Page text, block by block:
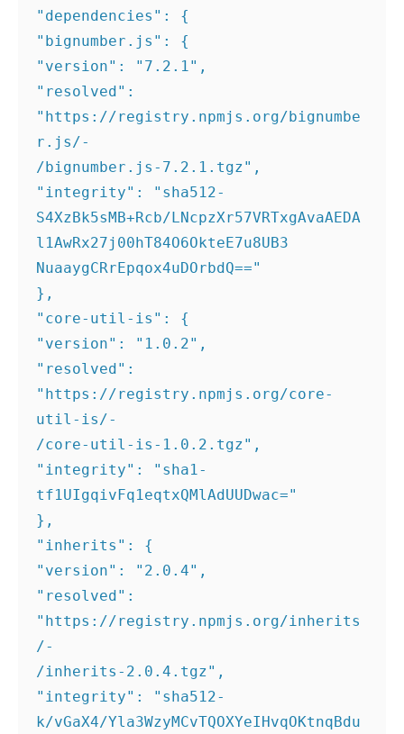
"dependencies": {
"bignumber.js": {
"version": "7.2.1",
"resolved":
"https://registry.npmjs.org/bignumbe
r.js/-
/bignumber.js-7.2.1.tgz",
"integrity": "sha512-
S4XzBk5sMB+Rcb/LNcpzXr57VRTxgAvaAEDA
l1AwRx27j00hT84O6OkteE7u8UB3
NuaaygCRrEpqox4uDOrbdQ=="
},
"core-util-is": {
"version": "1.0.2",
"resolved":
"https://registry.npmjs.org/core-
util-is/-
/core-util-is-1.0.2.tgz",
"integrity": "sha1-
tf1UIgqivFq1eqtxQMlAdUUDwac="
},
"inherits": {
"version": "2.0.4",
"resolved":
"https://registry.npmjs.org/inherits
/-
/inherits-2.0.4.tgz",
"integrity": "sha512-
k/vGaX4/Yla3WzyMCvTQOXYeIHvqOKtnqBdu